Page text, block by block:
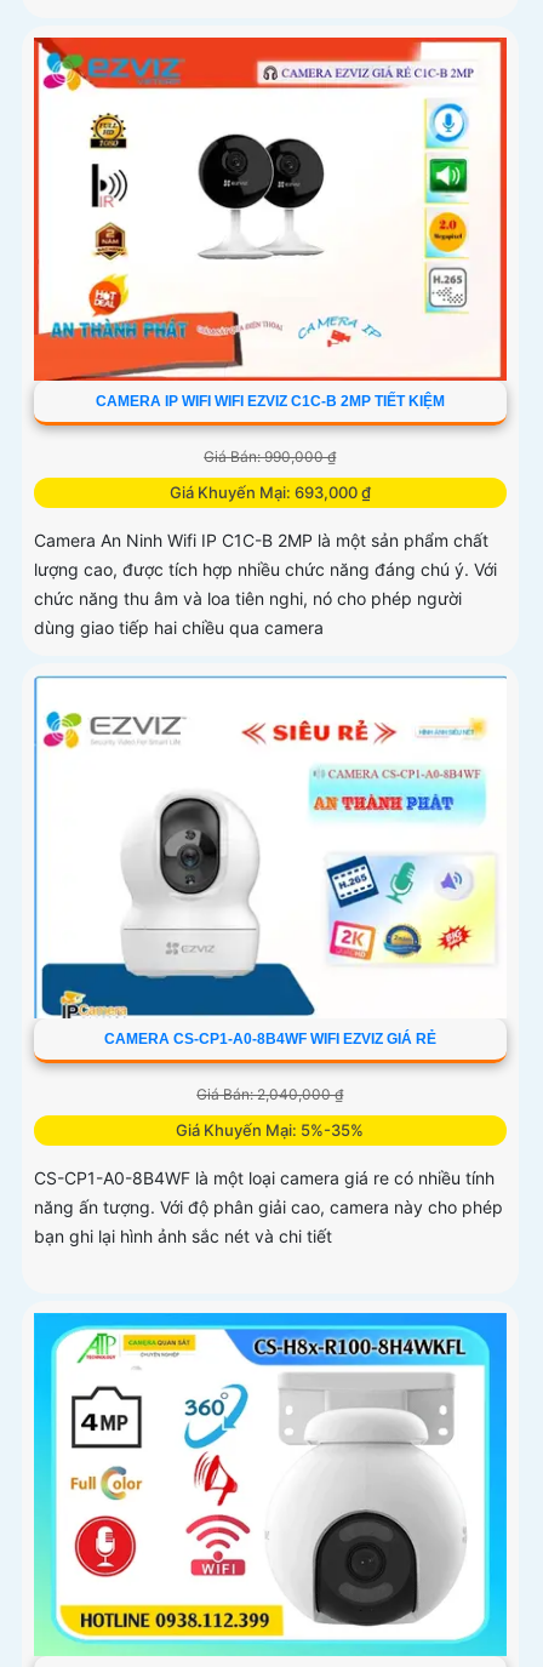
CAMERA IP WIFI WIFI EZVIZ C1C-B 2MP TIẾT KIỆM
Giá Bán: 990,000 ₫
Giá Khuyến Mại: 693,000 ₫
Camera An Ninh Wifi IP C1C-B 2MP là một sản phẩm chất
lượng cao, được tích hợp nhiều chức năng đáng chú ý. Với
chức năng thu âm và loa tiên nghi, nó cho phép người
dùng giao tiếp hai chiều qua camera
CAMERA CS-CP1-A0-8B4WF WIFI EZVIZ GIÁ RẺ
Giá Bán: 2,040,000 ₫
Giá Khuyến Mại: 5%-35%
CS-CP1-A0-8B4WF là một loại camera giá re có nhiều tính
năng ấn tượng. Với độ phân giải cao, camera này cho phép
bạn ghi lại hình ảnh sắc nét và chi tiết